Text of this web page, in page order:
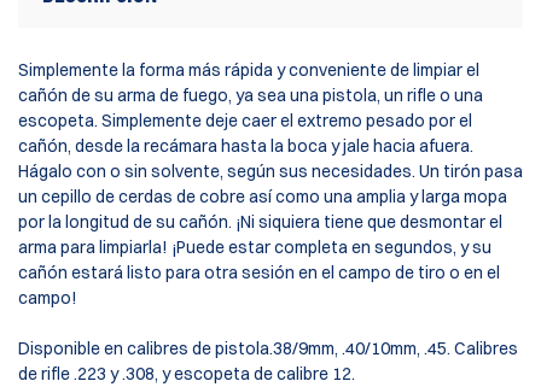
Simplemente la forma más rápida y conveniente de limpiar el
cañón de su arma de fuego, ya sea una pistola, un rifle o una
escopeta. Simplemente deje caer el extremo pesado por el
cañón, desde la recámara hasta la boca y jale hacia afuera.
Hágalo con o sin solvente, según sus necesidades. Un tirón pasa
un cepillo de cerdas de cobre así como una amplia y larga mopa
por la longitud de su cañón. ¡Ni siquiera tiene que desmontar el
arma para limpiarla! ¡Puede estar completa en segundos, y su
cañón estará listo para otra sesión en el campo de tiro o en el
campo!
Disponible en calibres de pistola.38/9mm, .40/10mm, .45. Calibres
de rifle .223 y .308, y escopeta de calibre 12.